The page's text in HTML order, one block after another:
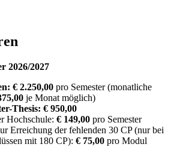
2026/2027
€ 2.250,00 pro Semester (monatliche
je Monat möglich)
Thesis: € 950,00
Hochschule: € 149,00 pro Semester
Erreichung der fehlenden 30 CP (nur bei
mit 180 CP): € 75,00 pro Modul